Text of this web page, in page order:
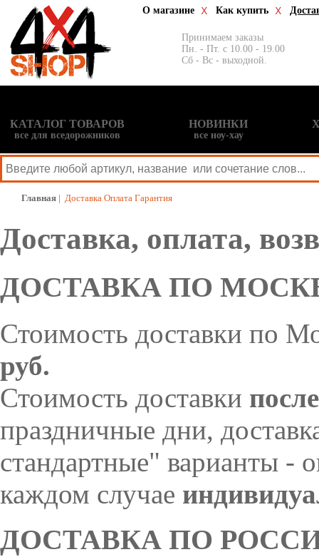
О магазине Как купить
Принимаем заказы
Пн. - Пт. с 10.00 - 19.00
Сб - Вс - выходной.
КАТАЛОГ ТОВАРОВ
все для вседорожников
НОВИНКИ
все ноу-хау
Главная | Доставка Оплата Гарантия
Доставка, оплата,
ДОСТАВКА ПО
Стоимость доставки по
руб.
Стоимость доставки
праздничные дни,
стандартные" варианты -
каждом случае
ДОСТАВКА ПО